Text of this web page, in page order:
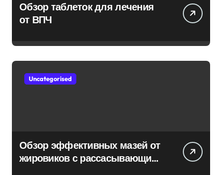
Обзор таблеток для лечения
от ВПЧ
Uncategorised
Обзор эффективных мазей от
жировиков с рассасывающим